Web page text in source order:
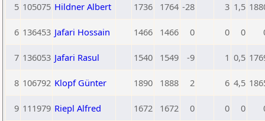
5 105075 Hildner Albert 1736 1764 -28 3 1,5
6 136453 Jafari Hossain 1466 1466 0 0 0
7 136053 Jafari Rasul 1540 1549 -9 1 0,5
8 106792 Klopf Günter 1890 1888 2 6 4,5
9 111979 Riepl Alfred 1672 1672 0 0 0